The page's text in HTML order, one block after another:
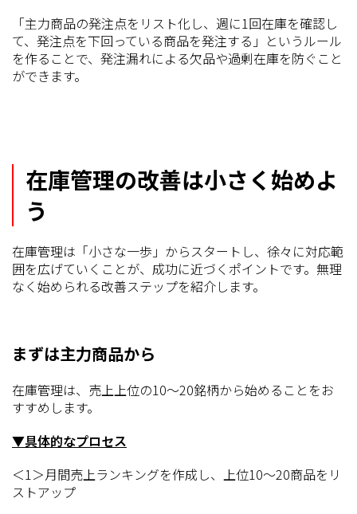
「主力商品の発注点をリスト化し、週に1回在庫を確認し
て、発注点を下回っている商品を発注する」というルール
を作ることで、発注漏れによる欠品や過剰在庫を防ぐこと
ができます。
在庫管理の改善は小さく始めよ
う
在庫管理は「小さな一歩」からスタートし、徐々に対応範
囲を広げていくことが、成功に近づくポイントです。無理
なく始められる改善ステップを紹介します。
まずは主力商品から
在庫管理は、売上上位の10～20銘柄から始めることをお
すすめします。
▼具体的なプロセス
＜1＞月間売上ランキングを作成し、上位10～20商品をリ
ストアップ